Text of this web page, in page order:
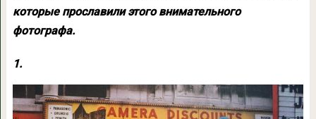
которые прославили этого внимательного
фотографа.
1.